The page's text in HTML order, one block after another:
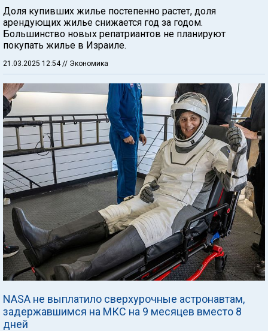
Доля купивших жилье постепенно растет, доля
арендующих жилье снижается год за годом.
Большинство новых репатриантов не планируют
покупать жилье в Израиле.
21.03.2025 12:54// Экономика
NASA не выплатило сверхурочные астронавтам,
задержавшимся на МКС на 9 месяцев вместо 8
дней